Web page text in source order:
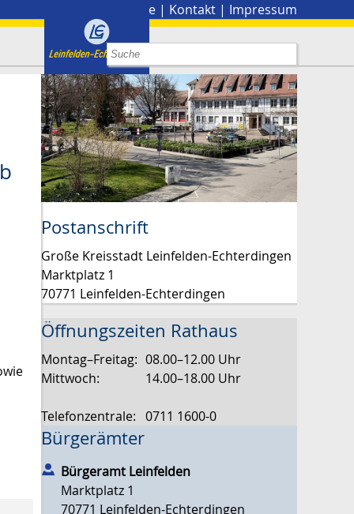
Presse | Kontakt | Impressum
Postanschrift
Große Kreisstadt Leinfelden-Echterdingen
Marktplatz 1
70771 Leinfelden-Echterdingen
Öffnungszeiten Rathaus
Montag–Freitag: 08.00–12.00 Uhr
Mittwoch:
14.00–18.00 Uhr
Telefonzentrale: 0711 1600-0
Bürgerämter
Bürgeramt Leinfelden
Marktplatz 1
70771 Leinfelden-Echterdingen